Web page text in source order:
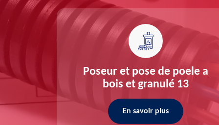
13
Poseur et pose de poele a
bois et granulé 13
En savoir plus